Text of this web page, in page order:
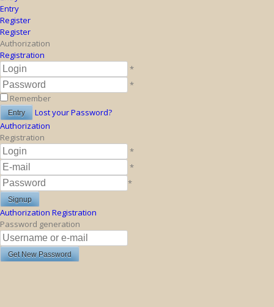
Entry
Register
Register
Authorization
Registration
*
*
Remember
Lost your Password?
Authorization
Registration
*
*
*
Authorization Registration
Password generation